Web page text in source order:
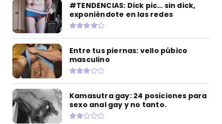
#TENDENCIAS: Dick pic… sin dick,
exponiéndote en las redes
Entre tus piernas: vello púbico
masculino
Kamasutra gay: 24 posiciones para
sexo anal gay y no tanto.